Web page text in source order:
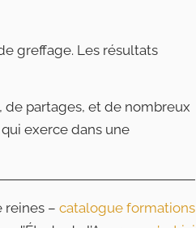
greffage. Les résultats
de partages, et de nombreux
exerce dans une
reines – catalogue formations